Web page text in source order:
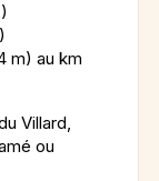
m) au km
Villard,
ou